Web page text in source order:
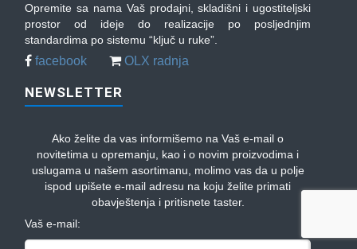
Opremite sa nama Vaš prodajni, skladišni i ugostiteljski
prostor od ideje do realizacije po posljednjim
standardima po sistemu “ključ u ruke”.
facebook OLX radnja
NEWSLETTER
Ako želite da vas informišemo na Vaš e-mail o
novitetima u opremanju, kao i o novim proizvodima i
uslugama u našem asortimanu, molimo vas da u polje
ispod upišete e-mail adresu na koju želite primati
obavještenja i pritisnete taster.
Vaš e-mail: